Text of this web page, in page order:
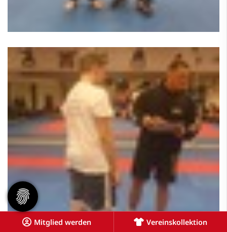
Mitglied werden Vereinskollektion